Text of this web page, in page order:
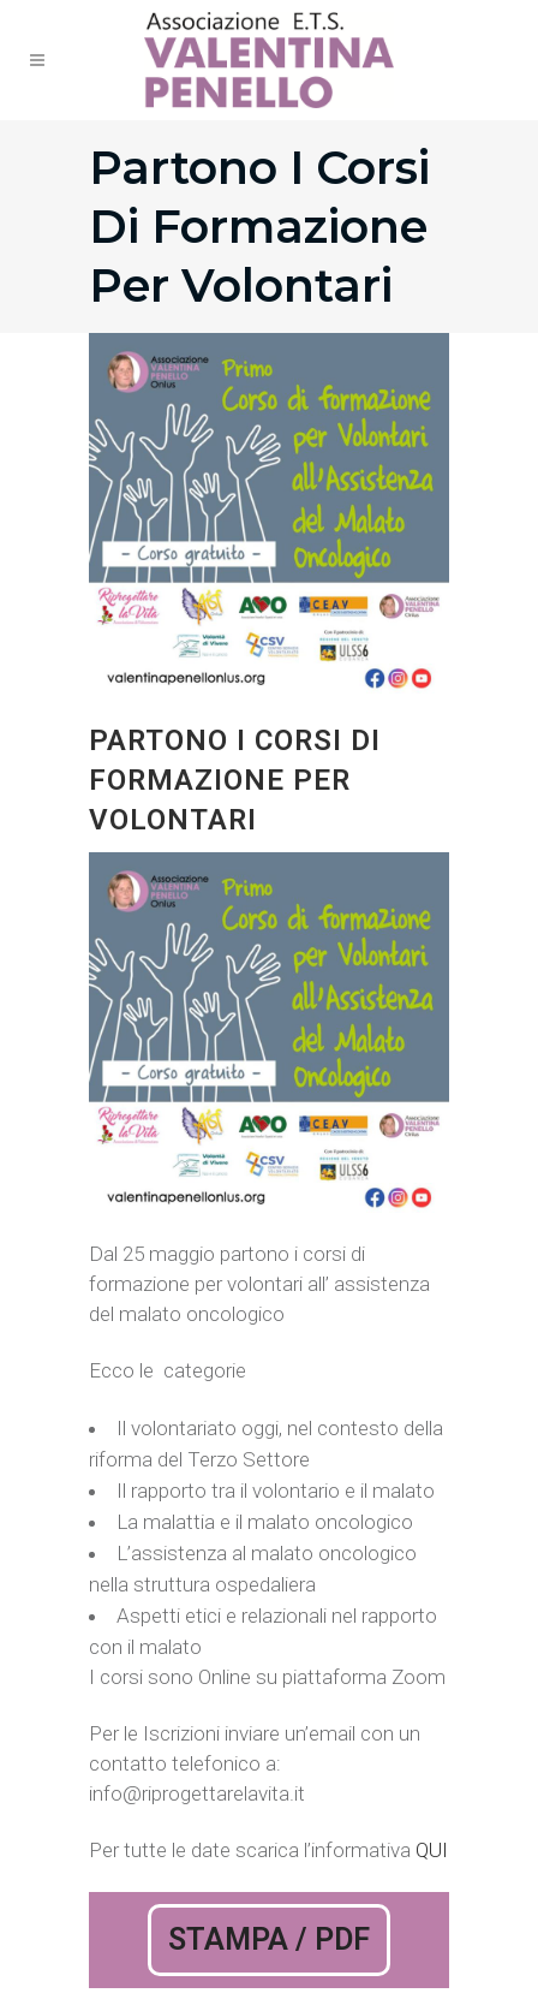
Partono I Corsi
Di Formazione
Per Volontari
PARTONO I CORSI DI
FORMAZIONE PER
VOLONTARI
Dal 25 maggio partono i corsi di
formazione per volontari all’ assistenza
del malato oncologico
Ecco le categorie
Il volontariato oggi, nel contesto della
riforma del Terzo Settore
Il rapporto tra il volontario e il malato
La malattia e il malato oncologico
L’assistenza al malato oncologico
nella struttura ospedaliera
Aspetti etici e relazionali nel rapporto
con il malato
I corsi sono Online su piattaforma Zoom
Per le Iscrizioni inviare un’email con un
contatto telefonico a:
info@riprogettarelavita.it
Per tutte le date scarica l’informativa QUI
STAMPA / PDF